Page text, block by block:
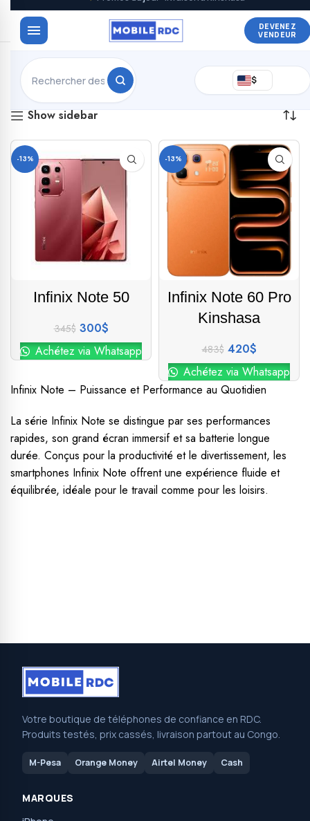
DEVENEZ
VENDEUR
$
2 résultats affichés
Show sidebar
-13%
Infinix Note 50
345$ 300$
Achétez via Whatsapp
-13%
Infinix Note 60 Pro
Kinshasa
483$ 420$
Achétez via Whatsapp
Infinix Note – Puissance et Performance au Quotidien
La série Infinix Note se distingue par ses performances
rapides, son grand écran immersif et sa batterie longue
durée. Conçus pour la productivité et le divertissement, les
smartphones Infinix Note offrent une expérience fluide et
équilibrée, idéale pour le travail comme pour les loisirs.
Votre boutique de téléphones de confiance en RDC.
Produits testés, prix cassés, livraison partout au Congo.
M-Pesa Orange Money Airtel Money Cash
MARQUES